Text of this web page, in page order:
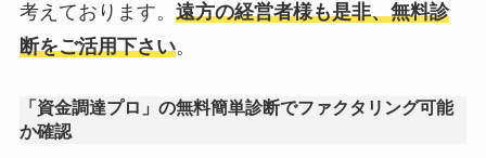
考えております。 遠方の経営者様も是非、無料診
断をご活用下さい。
「資金調達プロ」の無料簡単診断でファクタリング可能
か確認